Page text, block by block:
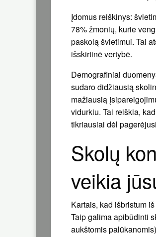
Įdomus reiškinys:
78% žmonių, kurie
paskolą švietimui. Tai
išskirtinė vertybė.
Demografiniai
sudaro didžiausią
mažiausią
vidurkiu. Tai reiškia,
tikriausiai dėl
Skolų
veikia
Kartais, kad išbristum
Taip galima apibūdinti
aukštomis